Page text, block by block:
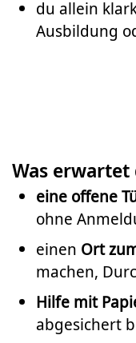
du allein
Ausbildung
Was erwartet
eine offene
ohne
einen Ort
machen,
Hilfe mit
abgesichert